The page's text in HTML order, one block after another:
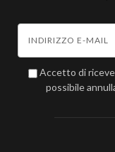
Accetto di
possibile